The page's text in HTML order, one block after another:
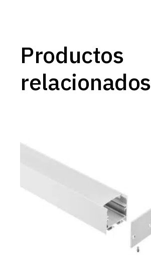
Productos
relacionados